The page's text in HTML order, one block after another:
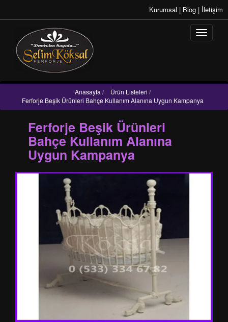
Kurumsal | Blog | İletişim
Anasayfa / Ürün Listeleri /
Ferforje Beşik Ürünleri Bahçe Kullanım Alanına Uygun Kampanya
Ferforje Beşik Ürünleri
Bahçe Kullanım Alanına
Uygun Kampanya